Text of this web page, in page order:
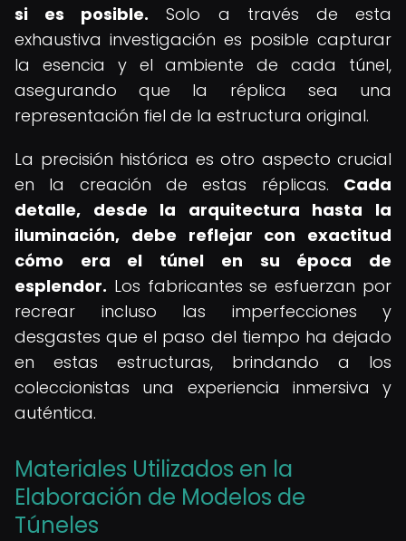
si es posible. Solo a través de esta
exhaustiva investigación es posible capturar
la esencia y el ambiente de cada túnel,
asegurando que la réplica sea una
representación fiel de la estructura original.
La precisión histórica es otro aspecto crucial
en la creación de estas réplicas. Cada
detalle, desde la arquitectura hasta la
iluminación, debe reflejar con exactitud
cómo era el túnel en su época de
esplendor. Los fabricantes se esfuerzan por
recrear incluso las imperfecciones y
desgastes que el paso del tiempo ha dejado
en estas estructuras, brindando a los
coleccionistas una experiencia inmersiva y
auténtica.
Materiales Utilizados en la
Elaboración de Modelos de
Túneles